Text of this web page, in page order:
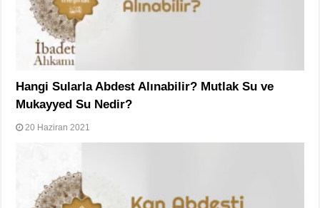
Hangi Sularla Abdest Alınabilir? Mutlak Su ve
Mukayyed Su Nedir?
20 Haziran 2021